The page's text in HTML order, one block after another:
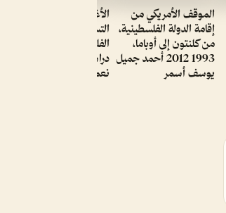
الموقف الأمريكي من
إقامة الدولة الفلسطينية،
من كلنتون إلى أوباما،
1993 2012 أحمد جميل
يوسف أسمر
الأغوار في مفاوضات
التسوية الإسرائيلية
دراسة جيوبوليتيكية إياد
نعمان خالد كرم